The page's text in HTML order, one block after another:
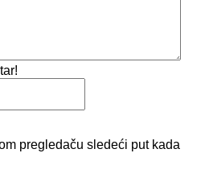
pregledaču sledeći put kada